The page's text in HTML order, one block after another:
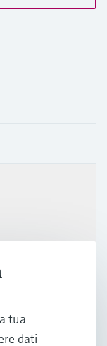
tua
dati